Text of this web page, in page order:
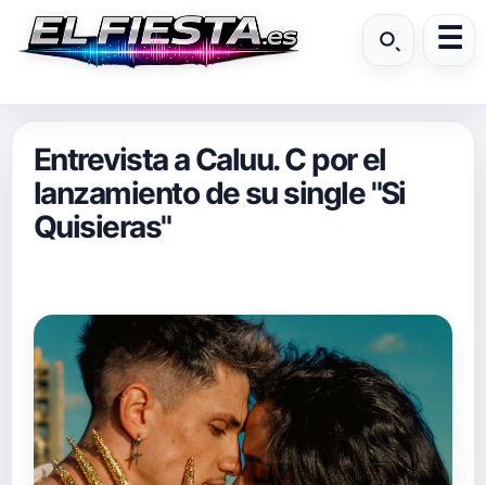
Entrevista a Caluu. C por el
lanzamiento de su single "Si
Quisieras"